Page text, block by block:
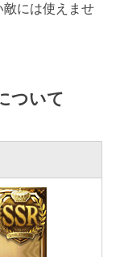
には使えませ
ついて